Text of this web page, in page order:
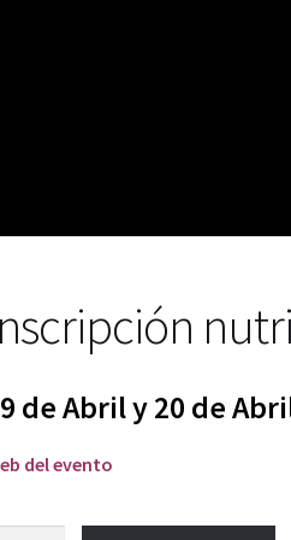
Login Customizer
Política de cookies
de Abril y 20 de
del evento